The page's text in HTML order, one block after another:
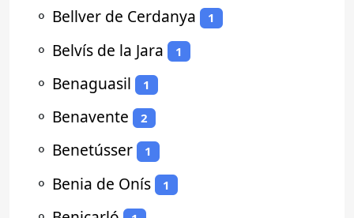
⚬ Bellver de Cerdanya 1
⚬ Belvís de la Jara 1
⚬ Benaguasil 1
⚬ Benavente 2
⚬ Benetússer 1
⚬ Benia de Onís 1